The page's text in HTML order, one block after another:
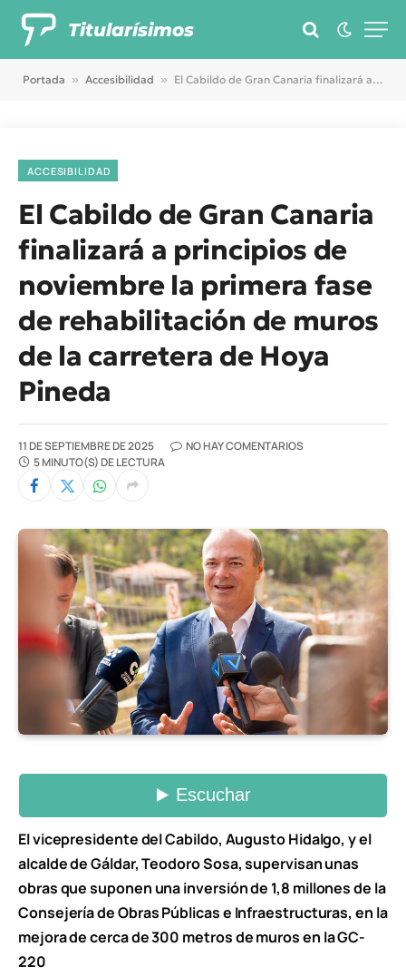
Titularísimos
Portada » Accesibilidad » El Cabildo de Gran Canaria finalizará a principios de noviembre la primera fase de rehabilitación de muros de la carretera de Hoya Pineda
ACCESIBILIDAD
El Cabildo de Gran Canaria
finalizará a principios de
noviembre la primera fase
de rehabilitación de muros
de la carretera de Hoya
Pineda
11 DE SEPTIEMBRE DE 2025
NO HAY COMENTARIOS
5 MINUTO(S) DE LECTURA
El vicepresidente del Cabildo, Augusto Hidalgo, y el
alcalde de Gáldar, Teodoro Sosa, supervisan unas
obras que suponen una inversión de 1,8 millones de la
Consejería de Obras Públicas e Infraestructuras, en la
mejora de cerca de 300 metros de muros en la GC-
220